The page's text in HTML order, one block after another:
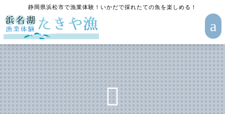
静岡県浜松市で漁業体験！いかだで採れたての魚を楽しめる！
a
